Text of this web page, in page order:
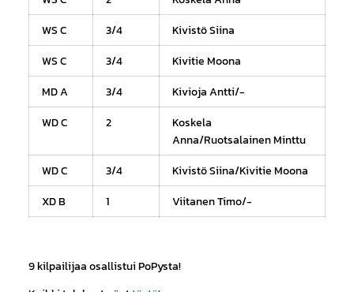
WS C
3/4
Kivistö Siina
WS C
3/4
Kivitie Moona
MD A
3/4
Kivioja Antti/-
WD C
2
Koskela
Anna/Ruotsalainen Minttu
WD C
3/4
Kivistö Siina/Kivitie Moona
XD B
1 Viitanen Timo/-
9 kilpailijaa osallistui PoPysta!